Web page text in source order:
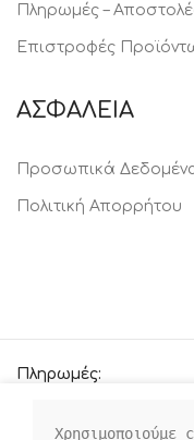
Πληρωμές –
Επιστροφές
ΑΣΦΑΛΕΙΑ
Προσωπικά
Πολιτική Απορρήτου
Πληρωμές:
Χρησιμοποιούμε